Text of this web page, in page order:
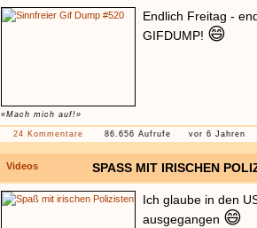
«Mach mich auf!»
Endlich Freitag -
GIFDUMP! 😄
24 Kommentare 86.656 Aufrufe vor 6 Jahren
Videos SPASS MIT IRISCHEN
Ich glaube in den
ausgegangen 😄